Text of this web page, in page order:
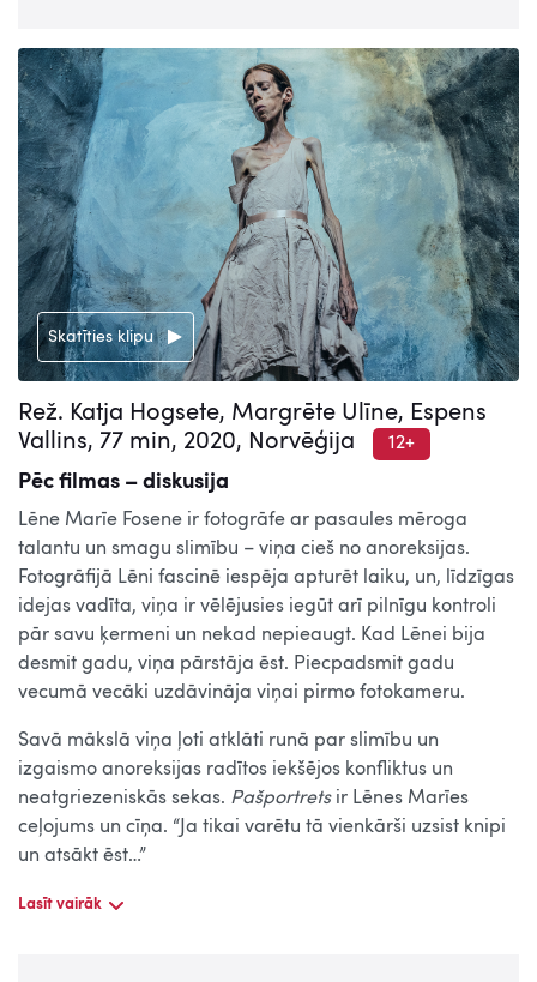
Skatīties klipu
Rež. Katja Hogsete, Margrēte Ulīne, Espens
Vallins, 77 min, 2020, Norvēģija
12+
Pēc filmas – diskusija
Lēne Marīe Fosene ir fotogrāfe ar pasaules mēroga
talantu un smagu slimību – viņa cieš no anoreksijas.
Fotogrāfijā Lēni fascinē iespēja apturēt laiku, un, līdzīgas
idejas vadīta, viņa ir vēlējusies iegūt arī pilnīgu kontroli
pār savu ķermeni un nekad nepieaugt. Kad Lēnei bija
desmit gadu, viņa pārstāja ēst. Piecpadsmit gadu
vecumā vecāki uzdāvināja viņai pirmo fotokameru.
Savā mākslā viņa ļoti atklāti runā par slimību un
izgaismo anoreksijas radītos iekšējos konfliktus un
neatgriezeniskās sekas. Pašportretsir Lēnes Marīes
ceļojums un cīņa. “Ja tikai varētu tā vienkārši uzsist knipi
un atsākt ēst…”
Lasīt vairāk